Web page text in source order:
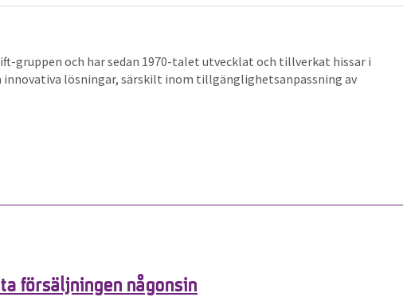
gruppen och har sedan 1970-talet utvecklat och tillverkat hissar i
lösningar, särskilt inom tillgänglighetsanpassning av
försäljningen någonsin